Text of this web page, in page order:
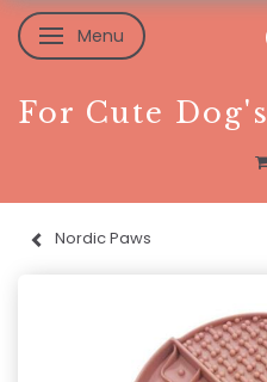
Skifte navigation
Menu
For Cute Dog's
Nordic Paws